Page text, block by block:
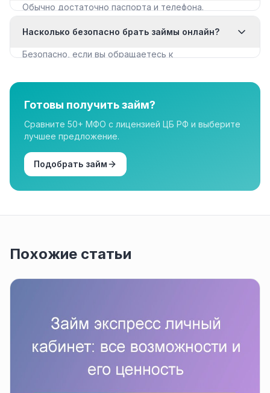
Обычно достаточно паспорта и телефона.
документы для крупных сумм.
Насколько безопасно брать займы онлайн?
Безопасно, если вы обращаетесь к
организации в нашем каталоге имеют лицензию.
Готовы получить займ?
Сравните 50+ МФО с лицензией ЦБ РФ и выберите
лучшее предложение.
Подобрать займ
Похожие статьи